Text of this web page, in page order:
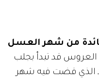
من شهر العسل
العروس قد تبدأ بجلب
الذي قضت فيه شهر